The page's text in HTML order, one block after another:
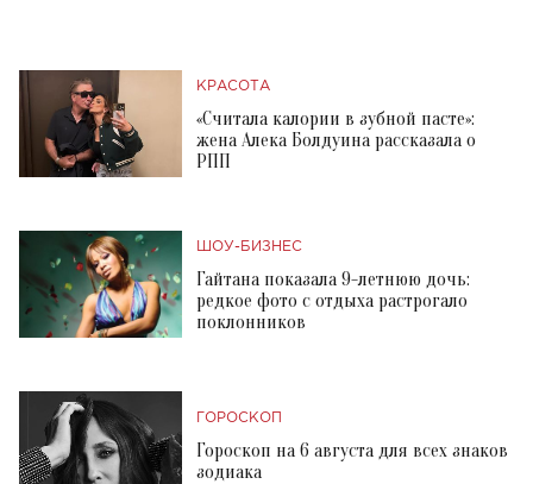
КРАСОТА
«Считала калории в зубной пасте»:
жена Алека Болдуина рассказала о
РПП
ШОУ-БИЗНЕС
Гайтана показала 9-летнюю дочь:
редкое фото с отдыха растрогало
поклонников
ГОРОСКОП
Гороскоп на 6 августа для всех знаков
зодиака